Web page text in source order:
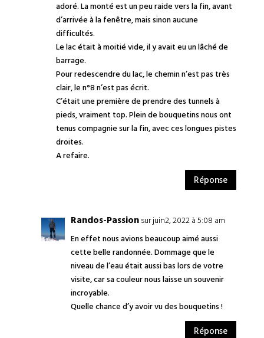
adoré. La monté est un peu raide vers la fin, avant
d’arrivée à la fenêtre, mais sinon aucune
difficultés.
Le lac était à moitié vide, il y avait eu un lâché de
barrage.
Pour redescendre du lac, le chemin n’est pas très
clair, le n°8 n’est pas écrit.
C’était une première de prendre des tunnels à
pieds, vraiment top. Plein de bouquetins nous ont
tenus compagnie sur la fin, avec ces longues pistes
droites.
A refaire.
Réponse
Randos-Passion sur juin2, 2022 à 5:08 am
En effet nous avions beaucoup aimé aussi
cette belle randonnée. Dommage que le
niveau de l’eau était aussi bas lors de votre
visite, car sa couleur nous laisse un souvenir
incroyable.
Quelle chance d’y avoir vu des bouquetins !
Réponse